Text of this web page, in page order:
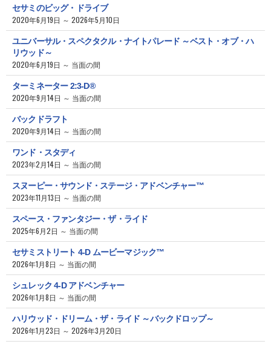
セサミのビッグ・ドライブ
2020年6月19日 ～ 2026年5月10日
ユニバーサル・スペクタクル・ナイトパレード ～ベスト・オブ・ハ
リウッド～
2020年6月19日 ～ 当面の間
ターミネーター 2:3-D®
2020年9月14日 ～ 当面の間
バックドラフト
2020年9月14日 ～ 当面の間
ワンド・スタディ
2023年2月14日 ～ 当面の間
スヌーピー・サウンド・ステージ・アドベンチャー™
2023年11月13日 ～ 当面の間
スペース・ファンタジー・ザ・ライド
2025年6月2日 ～ 当面の間
セサミストリート 4-D ムービーマジック™
2026年1月8日 ～ 当面の間
シュレック 4-D アドベンチャー
2026年1月8日 ～ 当面の間
ハリウッド・ドリーム・ザ・ライド ～バックドロップ～
2026年1月23日 ～ 2026年3月20日